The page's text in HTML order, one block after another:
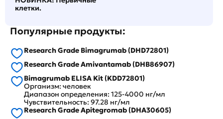
клетки.
Популярные продукты:
Research Grade Bimagrumab (DHD72801)
Research Grade Amivantamab (DHB86907)
Bimagrumab ELISA Kit (KDD72801)
Организм: человек
Диапазон определения: 125-4000 нг/мл
Чувствительность: 97.28 нг/мл
Research Grade Apitegromab (DHA30605)